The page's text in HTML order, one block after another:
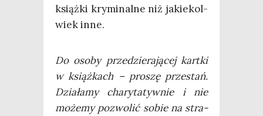
książ­ki kry­mi­nal­ne niż jakie­kol­
wiek inne.
Do oso­by prze­dzie­ra­ją­cej kart­ki
w książ­kach – pro­szę prze­stań.
Dzia­ła­my cha­ry­ta­tyw­nie i nie
może­my pozwo­lić sobie na stra­